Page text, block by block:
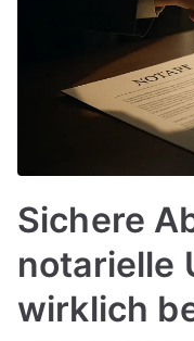
Sichere
notarielle
wirklich